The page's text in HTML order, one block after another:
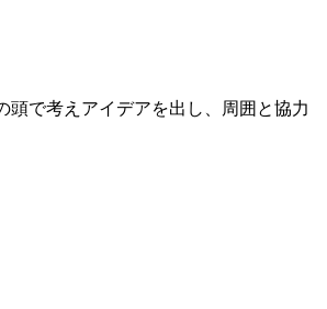
で考えアイデアを出し、周囲と協力